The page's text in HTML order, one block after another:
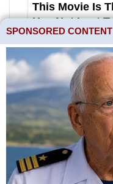
SPONSORED CONTENT